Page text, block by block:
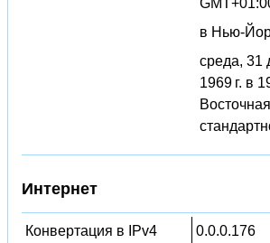
в Нью-
среда, 31
1969 г. в
Интернет
Конвертация в IPv4
0.0.0.176